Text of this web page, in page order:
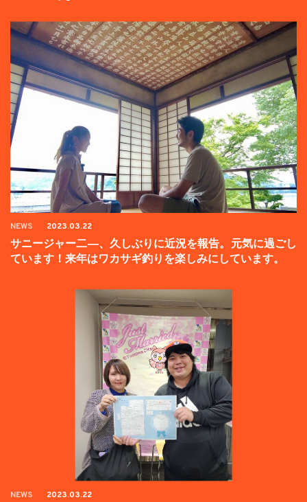
NEWS 2023.03.22
サニージャー二―、久しぶりに近況を報告。元気に過ごし
ています！来年はワカサギ釣りを楽しみにしています。
NEWS 2023.03.22